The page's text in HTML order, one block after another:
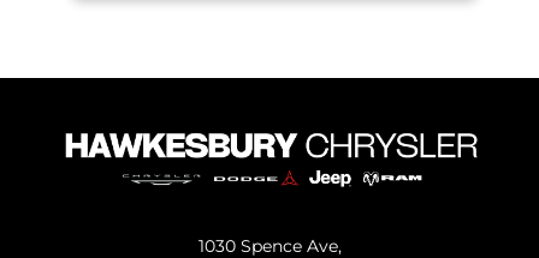
1030 Spence Ave,